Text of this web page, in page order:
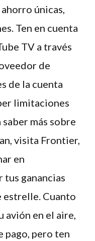
únicas,
Ten en cuenta
TV a través
de
de la cuenta
limitaciones
más sobre
visita Frontier,
en
ganancias
estrelle. Cuanto
avión en el aire,
pago, pero ten